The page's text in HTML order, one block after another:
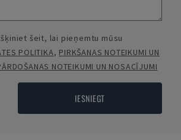
šeit, lai pieņemtu mūsu
POLITIKA, PIRKŠANAS NOTEIKUMI UN
NOTEIKUMI UN NOSACĪJUMI
IESNIEGT